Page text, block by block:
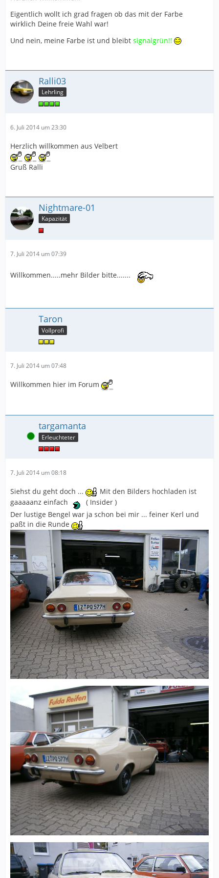
Eigentlich wollt ich grad fragen ob das mit der Farbe
wirklich Deine freie Wahl war!
Und nein, meine Farbe ist und bleibt signalgrün!!
Ralli03
Lehrling
6. Juli 2014 um 23:30
Herzlich willkommen aus Velbert
Gruß Ralli
Nightmare-01
Kapazität
7. Juli 2014 um 07:39
Willkommen.....mehr Bilder bitte.......
Taron
Vollprofi
7. Juli 2014 um 07:48
Willkommen hier im Forum
Online
targamanta
Erleuchteter
7. Juli 2014 um 08:18
Siehst du geht doch ...
Mit den Bilders hochladen ist
gaaaaanz einfach
( Insider )
Der lustige Bengel war ja schon bei mir ... feiner Kerl und
paßt in die Runde